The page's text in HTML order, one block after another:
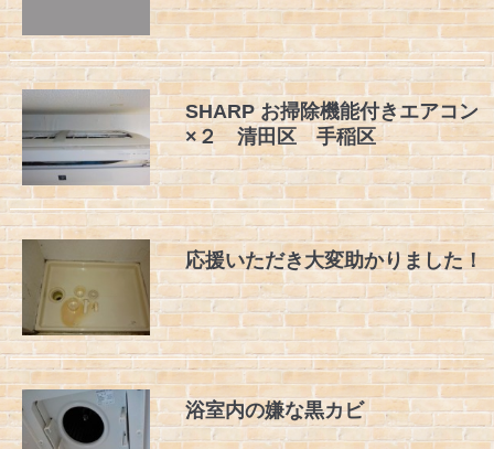
SHARP お掃除機能付きエアコン
×２ 清田区 手稲区
応援いただき大変助かりました！
浴室内の嫌な黒カビ